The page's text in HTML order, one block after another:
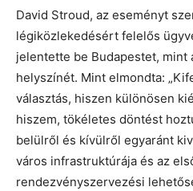
David Stroud, az eseményt
légiközlekedésért felelős
jelentette be Budapestet, mint
helyszínét. Mint elmondta:
választás, hiszen különösen
hiszem, tökéletes döntést
belülről és kívülről egyaránt
város infrastruktúrája és az
rendezvényszervezési